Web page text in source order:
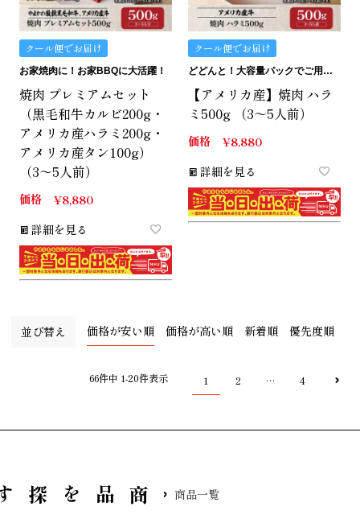
クール便でお届け
お家焼肉に！お家BBQに大活躍！
焼肉 プレミアムセット
（黒毛和牛カルビ200g・
アメリカ産ハラミ200g・
アメリカ産タン100g）
（3～5人前）
価格 ¥8,880
詳細を見る
クール便でお届け
どどんと！大容量パックでご用意しました。
【アメリカ産】焼肉 ハラ
ミ500g （3～5人前）
価格 ¥8,880
詳細を見る
並び替え 価格が安い順 価格が高い順 新着順 優先度順
66件中 1-20件表示 1 2 … 4
す 商品一覧